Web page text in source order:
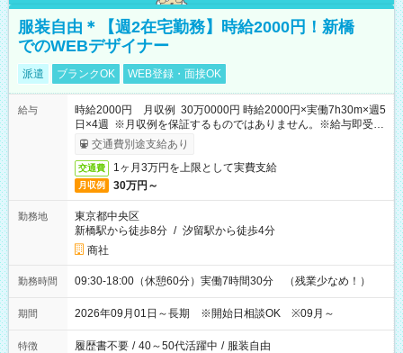
服装自由＊【週2在宅勤務】時給2000円！新橋
でのWEBデザイナー
派遣 ブランクOK WEB登録・面接OK
給与
時給2000円 月収例 30万0000円 時給2000円×実働7h30m×週5
日×4週 ※月収例を保証するものではありません。※給与即受取
りサービス利用可（利用条件有）
交通費別途支給あり
交通費 1ヶ月3万円を上限として実費支給
月収例 30万円～
勤務地
東京都中央区
新橋駅から徒歩8分 / 汐留駅から徒歩4分
商社
勤務時間 09:30-18:00（休憩60分）実働7時間30分 （残業少なめ！）
期間 2026年09月01日～長期 ※開始日相談OK ※09月～
特徴 履歴書不要 / 40～50代活躍中 / 服装自由